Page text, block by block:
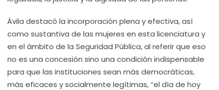
Ávila destacó la incorporación plena y efectiva, así
como sustantiva de las mujeres en esta licenciatura y
en el ámbito de la Seguridad Pública, al referir que eso
no es una concesión sino una condición indispensable
para que las instituciones sean màs democráticas,
más eficaces y socialmente legítimas, “el dìa de hoy